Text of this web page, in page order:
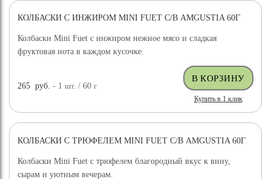
КОЛБАСКИ С ИНЖИРОМ MINI FUET С/В AMGUSTIA 60Г
Колбаски Mini Fuet с инжиром нежное мясо и сладкая
фруктовая нота в каждом кусочке.
265 руб. - 1шт. / 60г
Купить в 1 клик
КОЛБАСКИ С ТРЮФЕЛЕМ MINI FUET С/В AMGUSTIA 60Г
Колбаски Mini Fuet с трюфелем благородный вкус к вину,
сырам и уютным вечерам.